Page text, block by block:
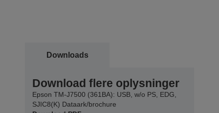
Downloads
Download flere oplysninger
Epson TM-J7500 (361BA): USB, w/o PS, EDG,
SJIC8(K) Dataark/brochure